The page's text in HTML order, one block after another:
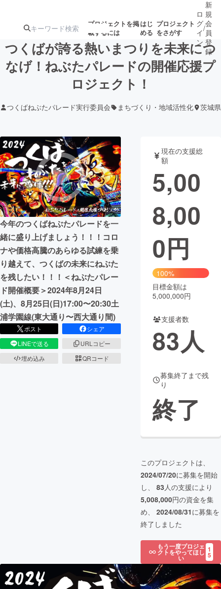
プロジェクトを掲
載するには
はじ
める
プロジェクト
をさがす
注目の新着プロ募集終了が近いプ
テクノロジー・ガジェット
映像・映画 書籍・雑誌
ビジネス・起業 チャレンジ
まちづくり・地域活性化
CAMPFIRE for Social Good
CAMPFIRE Creation
CAMPFIREふるさと納税
コミュニティ
ロ
グ
イ
ン
/
新
規
会
員
登
録
つくばが誇る熱いまつりを未来につ
なげ！ねぶたパレードの開催応援プ
ロジェクト！
つくばねぶたパレード実行委員会 まちづくり・地域活性化 茨城県
今年のつくばねぶたパレードを一
緒に盛り上げましょう！！！コロ
ナや価格高騰のあらゆる試練を乗
り越えて、つくばの未来にねぶた
を残したい！！！＜ねぶたパレー
ド開催概要＞2024年8月24日
(土)、8月25日(日)17:00〜20:30土
浦学園線(東大通り〜西大通り間)
ポスト
シェア
LINEで送る
URLコピー
埋め込み
QRコード
現在の支援総
額
5,00
8,00
0円
100%
目標金額は
5,000,000円
支援者数
83人
募集終了まで残
り
終了
このプロジェクトは、
2024/07/20に募集を開始
し、 83人の支援により
5,008,000円の資金を集
め、 2024/08/31に募集を
終了しました
もう一度プロジェ
クトをやってほし
い
1
5